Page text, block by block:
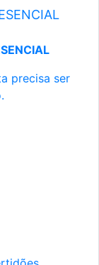
precisa ser